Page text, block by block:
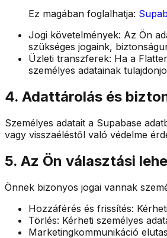
Ez magában foglalhatja:
Jogi követelmények: Az Ön
szükséges jogaink,
Üzleti transzferek: Ha a
személyes adatainak
4. Adattárolás és
Személyes adatait a Supabase
vagy visszaéléstől való védelme
5. Az Ön választási
Önnek bizonyos jogai vannak
Hozzáférés és frissítés:
Törlés: Kérheti személyes
Marketingkommunikáció